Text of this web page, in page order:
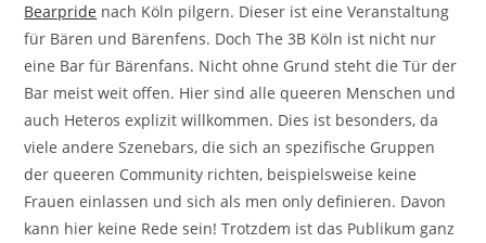
Bearpride nach Köln pilgern. Dieser ist eine Veranstaltung
für Bären und Bärenfens. Doch The 3B Köln ist nicht nur
eine Bar für Bärenfans. Nicht ohne Grund steht die Tür der
Bar meist weit offen. Hier sind alle queeren Menschen und
auch Heteros explizit willkommen. Dies ist besonders, da
viele andere Szenebars, die sich an spezifische Gruppen
der queeren Community richten, beispielsweise keine
Frauen einlassen und sich als men only definieren. Davon
kann hier keine Rede sein! Trotzdem ist das Publikum ganz